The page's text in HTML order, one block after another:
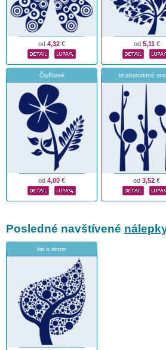
od 4,32 € od 5,11€
Čtyřlístek
od 4,00 €
tri abstraktné
od 3,52 €
Posledné navštívené
list a strom